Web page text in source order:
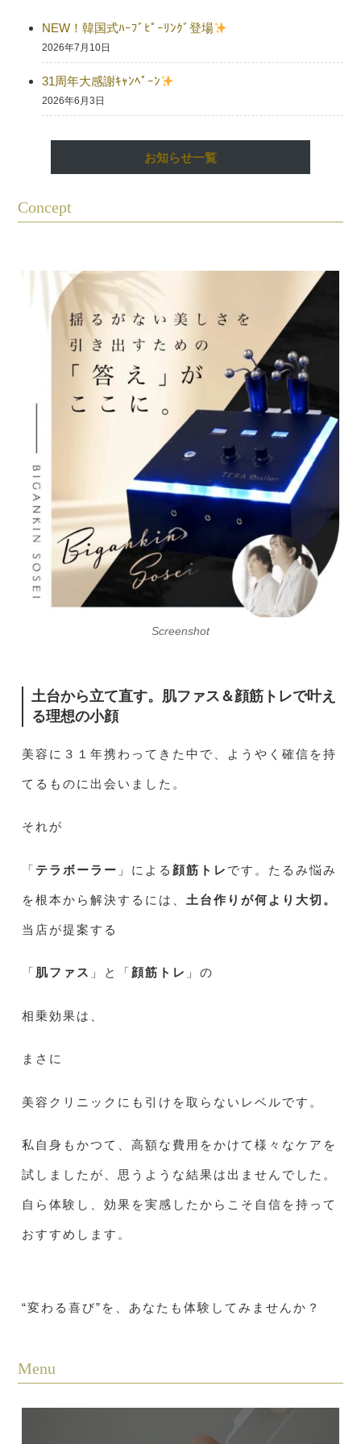
NEW！韓国式ﾊｰﾌﾞﾋﾟｰﾘﾝｸﾞ登場
2026年7月10日
31周年大感謝ｷｬﾝﾍﾟｰﾝ
2026年6月3日
お知らせ一覧
Concept
Screenshot
土台から立て直す。肌ファス＆顔筋トレで叶え
る理想の小顔
美容に３１年携わってきた中で、ようやく確信を持
てるものに出会いました。
それが
「 テラボーラー 」による 顔筋トレ です。たるみ悩み
を根本から解決するには、 土台作りが何より大切。
当店が提案する
「 肌ファス 」と「 顔筋トレ 」の
相乗効果は、
まさに
美容クリニックにも引けを取らないレベルです。
私自身もかつて、高額な費用をかけて様々なケアを
試しましたが、思うような結果は出ませんでした。
自ら体験し、効果を実感したからこそ自信を持って
おすすめします。
“変わる喜び”を、あなたも体験してみませんか？
Menu